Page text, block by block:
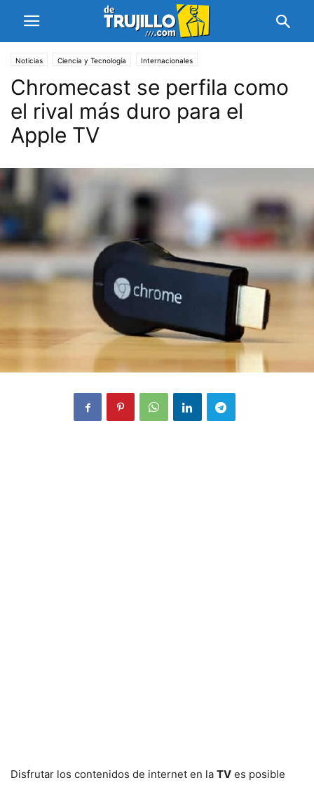
Noticias Ciencia y Tecnología Internacionales
Chromecast se perfila como
el rival más duro para el
Apple TV
Disfrutar los contenidos de internet en la TV es posible